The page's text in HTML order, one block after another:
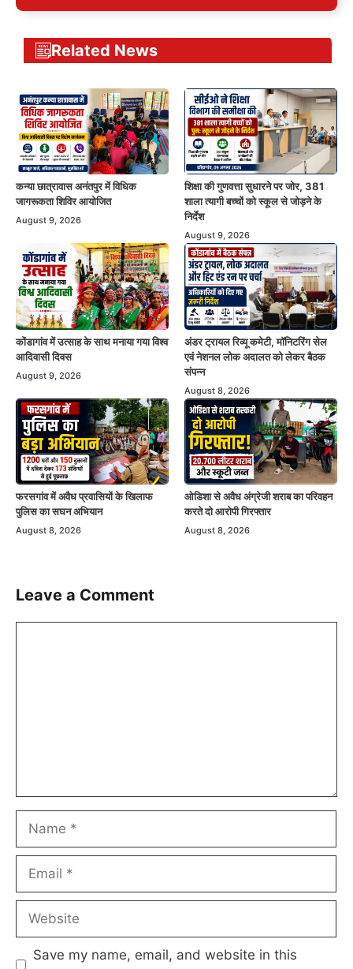
Related News
कन्या छात्रावास अनंतपुर में विधिक
जागरूकता शिविर आयोजित
August 9, 2026
शिक्षा की गुणवत्ता सुधारने पर जोर, 381
शाला त्यागी बच्चों को स्कूल से जोड़ने के
निर्देश
August 9, 2026
कोंडागांव में उत्साह के साथ मनाया गया विश्व
आदिवासी दिवस
August 9, 2026
अंडर ट्रायल रिव्यू कमेटी, मॉनिटरिंग सेल
एवं नेशनल लोक अदालत को लेकर बैठक
संपन्न
August 8, 2026
फरसगांव में अवैध प्रवासियों के खिलाफ
पुलिस का सघन अभियान
August 8, 2026
ओडिशा से अवैध अंग्रेजी शराब का परिवहन
करते दो आरोपी गिरफ्तार
August 8, 2026
Leave a Comment
Save my name, email, and website in this